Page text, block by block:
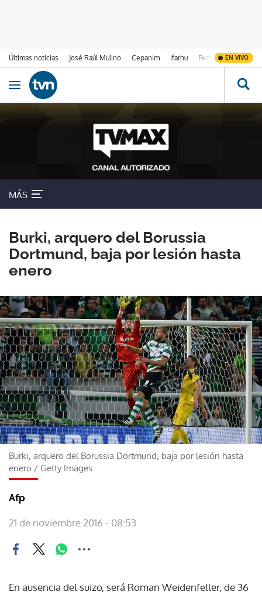
Últimas noticias José Raúl Mulino Cepanim Ifarhu Fenómeno de El
EN VIVO
Ir al contenido
Obrir navegació
MÁS
Burki, arquero del Borussia
Dortmund, baja por lesión hasta
enero
Burki, arquero del Borussia Dortmund, baja por lesión hasta
enero / Getty Images
Afp
21 de noviembre 2016 - 08:53
En ausencia del suizo, será Roman Weidenfeller, de 36